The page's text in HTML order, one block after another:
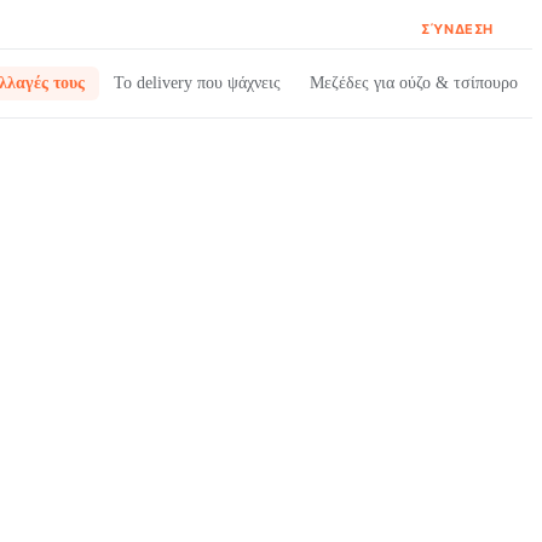
ΣΎΝΔΕΣΗ
τους Το delivery που ψάχνεις Μεζέδες για ούζο & τσίπουρο